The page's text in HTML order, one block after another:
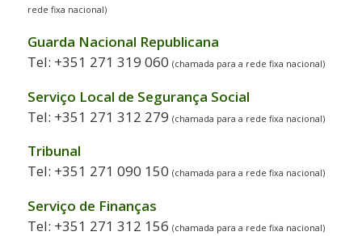
rede fixa nacional)
Guarda Nacional Republicana
Tel: +351 271 319 060 (chamada para a rede fixa nacional)
Serviço Local de Segurança Social
Tel: +351 271 312 279 (chamada para a rede fixa nacional)
Tribunal
Tel: +351 271 090 150 (chamada para a rede fixa nacional)
Serviço de Finanças
Tel: +351 271 312 156 (chamada para a rede fixa nacional)